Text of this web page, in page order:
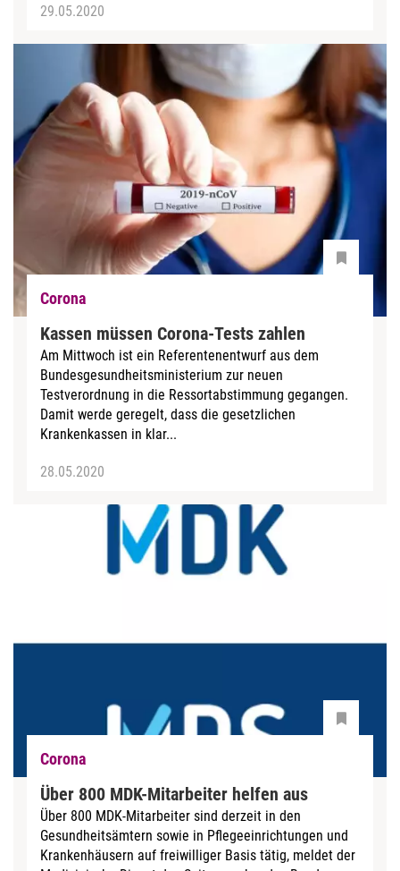
29.05.2020
Corona
Kassen müssen Corona-Tests zahlen
Am Mittwoch ist ein Referentenentwurf aus dem
Bundesgesundheitsministerium zur neuen
Testverordnung in die Ressortabstimmung gegangen.
Damit werde geregelt, dass die gesetzlichen
Krankenkassen in klar...
28.05.2020
Corona
Über 800 MDK-Mitarbeiter helfen aus
Über 800 MDK-Mitarbeiter sind derzeit in den
Gesundheitsämtern sowie in Pflegeeinrichtungen und
Krankenhäusern auf freiwilliger Basis tätig, meldet der